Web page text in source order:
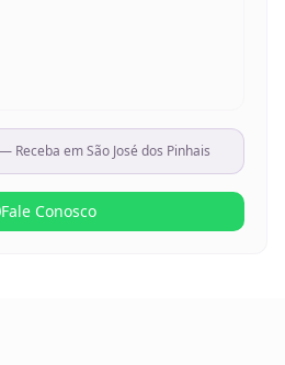
— Receba emSão José dos Pinhais
Fale Conosco